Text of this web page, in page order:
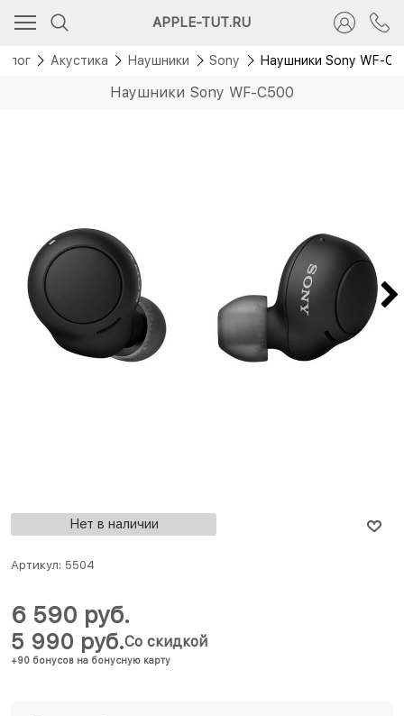
APPLE-TUT.RU
Акустика Наушники Sony Наушники Sony WF-
Наушники Sony WF-C500
Нет в наличии
Артикул: 5504
5 990 руб.
+90 бонусов на бонусную карту
Со скидкой
6 590 руб.